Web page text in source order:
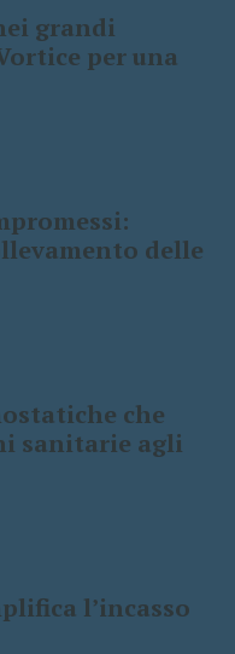
grandi
per una
delle
che
sanitarie agli
l’incasso